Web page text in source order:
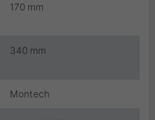
170 mm
340 mm
Montech